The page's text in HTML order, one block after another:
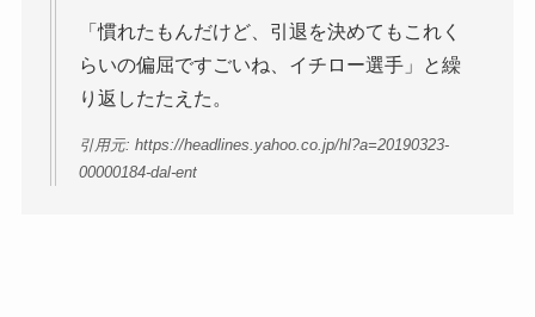
「慣れたもんだけど、引退を決めてもこれく
らいの偏屈ですごいね、イチロー選手」と繰
り返したたえた。
引用元: https://headlines.yahoo.co.jp/hl?a=20190323-
00000184-dal-ent